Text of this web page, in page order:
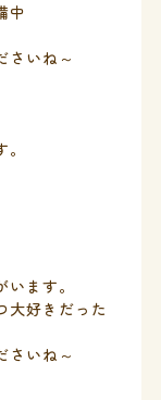
中
さいね～
ます。
大好きだった
さいね～